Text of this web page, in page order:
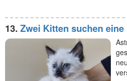
13. Zwei Kitten suchen
und Nova